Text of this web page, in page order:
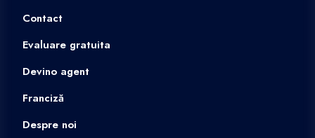
Contact
Evaluare gratuita
Devino agent
Franciză
Despre noi